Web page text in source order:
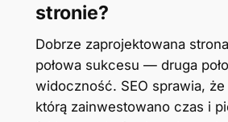
stronie?
Dobrze zaprojektowana
połowa sukcesu — druga
widoczność. SEO sprawia,
którą zainwestowano czas i